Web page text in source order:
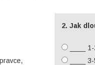
2. Jak
____ 1-
____ 3-